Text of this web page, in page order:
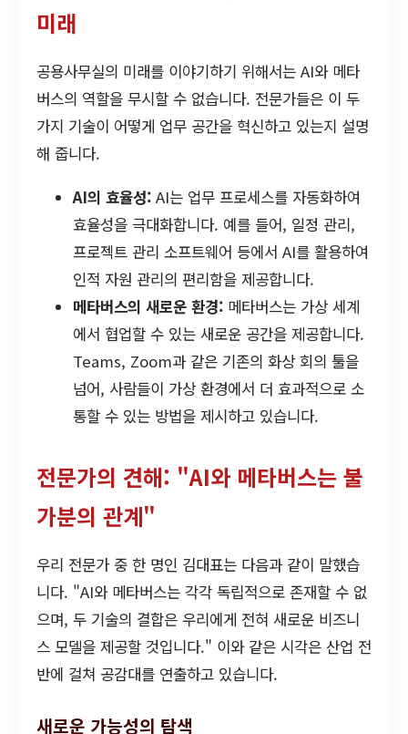
미래
공용사무실의 미래를 이야기하기 위해서는 AI와 메타
버스의 역할을 무시할 수 없습니다. 전문가들은 이 두
가지 기술이 어떻게 업무 공간을 혁신하고 있는지 설명
해 줍니다.
AI의 효율성: AI는 업무 프로세스를 자동화하여
효율성을 극대화합니다. 예를 들어, 일정 관리,
프로젝트 관리 소프트웨어 등에서 AI를 활용하여
인적 자원 관리의 편리함을 제공합니다.
메타버스의 새로운 환경: 메타버스는 가상 세계
에서 협업할 수 있는 새로운 공간을 제공합니다.
Teams, Zoom과 같은 기존의 화상 회의 툴을
넘어, 사람들이 가상 환경에서 더 효과적으로 소
통할 수 있는 방법을 제시하고 있습니다.
전문가의 견해: "AI와 메타버스는 불
가분의 관계"
우리 전문가 중 한 명인 김대표는 다음과 같이 말했습
니다. "AI와 메타버스는 각각 독립적으로 존재할 수 없
으며, 두 기술의 결합은 우리에게 전혀 새로운 비즈니
스 모델을 제공할 것입니다." 이와 같은 시각은 산업 전
반에 걸쳐 공감대를 연출하고 있습니다.
새로운 가능성의 탐색